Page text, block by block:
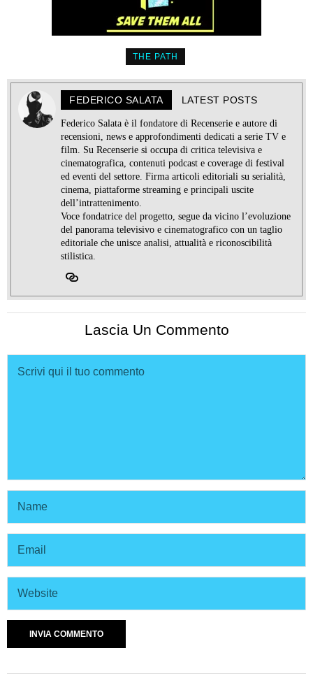
THE PATH
FEDERICO SALATA LATEST POSTS
Federico Salata è il fondatore di Recenserie e autore di
recensioni, news e approfondimenti dedicati a serie TV e
film. Su Recenserie si occupa di critica televisiva e
cinematografica, contenuti podcast e coverage di festival
ed eventi del settore. Firma articoli editoriali su serialità,
cinema, piattaforme streaming e principali uscite
dell’intrattenimento.
Voce fondatrice del progetto, segue da vicino l’evoluzione
del panorama televisivo e cinematografico con un taglio
editoriale che unisce analisi, attualità e riconoscibilità
stilistica.
Lascia Un Commento